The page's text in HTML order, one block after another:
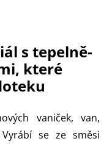
s tepelně-
které
vaniček, van,
se ze směsi